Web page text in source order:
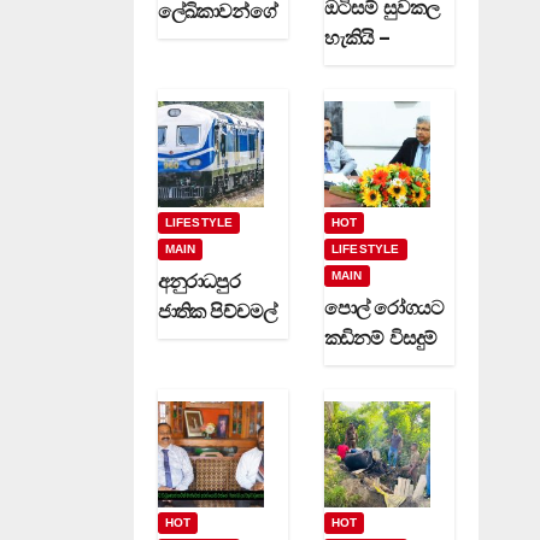
ලේඛිකාවන්ගේ
රචිත නවක
ග්‍රන්ථ දෙකක්
(video)
ඔටිසම් සුවකල
හැකියි –
ප්‍රේමකුමාර
වෙදමහතා
(video)
LIFESTYLE
MAIN
අනුරාධපුර
ජාතික පිච්චමල්
ගමන් වාර
කිහිපයක්
ධාවනයට…
HOT
LIFESTYLE
MAIN
පොල් රෝගයට
කඩිනම් විසදුම්
රක්ෂණාවරණ
යක් (video)
HOT
HOT